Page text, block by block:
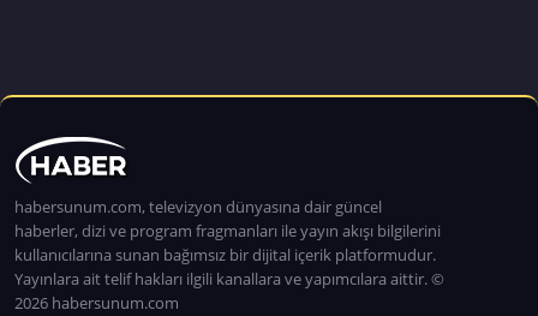
habersunum.com, televizyon dünyasına dair güncel
haberler, dizi ve program fragmanları ile yayın akışı bilgilerini
kullanıcılarına sunan bağımsız bir dijital içerik platformudur.
Yayınlara ait telif hakları ilgili kanallara ve yapımcılara aittir. ©
2026 habersunum.com